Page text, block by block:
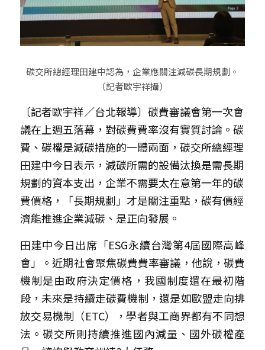
碳交所總經理田建中認為，企業應關注減碳長期規劃。
（記者歐宇祥攝）
〔記者歐宇祥／台北報導〕碳費審議會第一次會
議在上週五落幕，對碳費費率沒有實質討論。碳
費、碳權是減碳措施的一體兩面，碳交所總經理
田建中今日表示，減碳所需的設備汰換是需長期
規劃的資本支出，企業不需要太在意第一年的碳
費價格，「長期規劃」才是關注重點，碳有價經
濟能推進企業減碳、是正向發展。
田建中今日出席「ESG永續台灣第4屆國際高峰
會」。近期社會聚焦碳費費率審議，他說，碳費
機制是由政府決定價格，我國制度還在最初階
段，未來是持續走碳費機制，還是如歐盟走向排
放交易機制（ETC），學者與工商界都有不同想
法。碳交所則持續推進國內減量、國外碳權產